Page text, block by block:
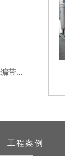
你知道陶氏反渗透膜主要性能有哪些吗？小编带你详细了解
工程案例